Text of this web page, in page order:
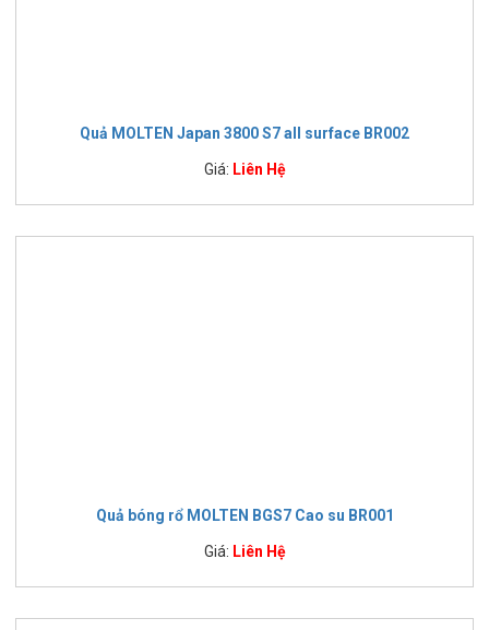
Quả MOLTEN Japan 3800 S7 all surface BR002
Giá: Liên Hệ
Quả bóng rổ MOLTEN BGS7 Cao su BR001
Giá: Liên Hệ